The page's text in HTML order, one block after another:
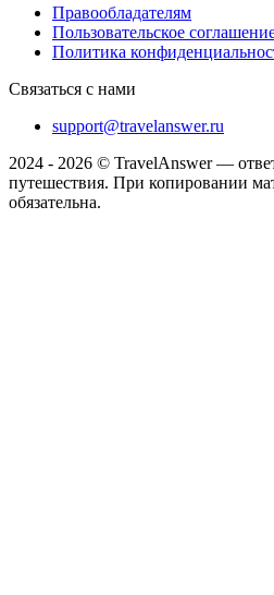
Правообладателям
Пользовательское
Политика
Связаться с нами
support@travelanswer.ru
2024 - 2026 © TravelAnswer —
путешествия. При копировании
обязательна.